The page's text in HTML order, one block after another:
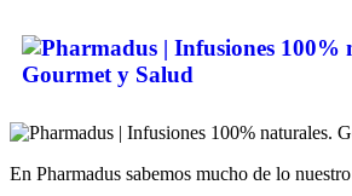
En Pharmadus sabemos mucho de lo nuestro